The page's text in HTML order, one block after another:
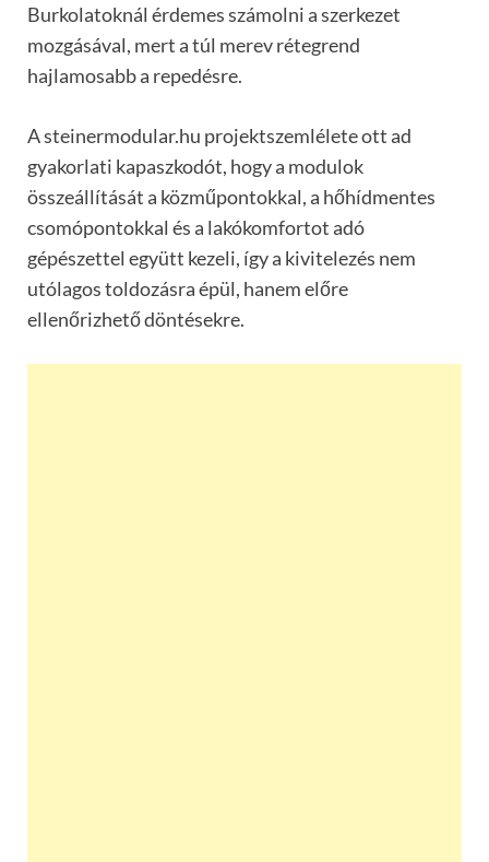
Burkolatoknál érdemes számolni a szerkezet
mozgásával, mert a túl merev rétegrend
hajlamosabb a repedésre.
A steinermodular.hu projektszemlélete ott ad
gyakorlati kapaszkodót, hogy a modulok
összeállítását a közműpontokkal, a hőhídmentes
csomópontokkal és a lakókomfortot adó
gépészettel együtt kezeli, így a kivitelezés nem
utólagos toldozásra épül, hanem előre
ellenőrizhető döntésekre.